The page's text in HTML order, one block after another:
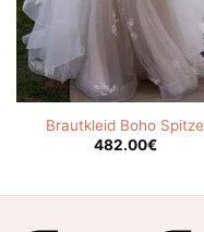
Brautkleid Boho Spitze
482.00€